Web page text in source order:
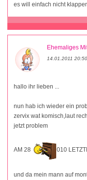
es will einfach nicht
Ehemaliges
14.01.2011 20:50
hallo ihr lieben ...
nun hab ich wieder ein
zervix wat komisch,laut
jetzt problem
AM 28 010
und da mein mann auf